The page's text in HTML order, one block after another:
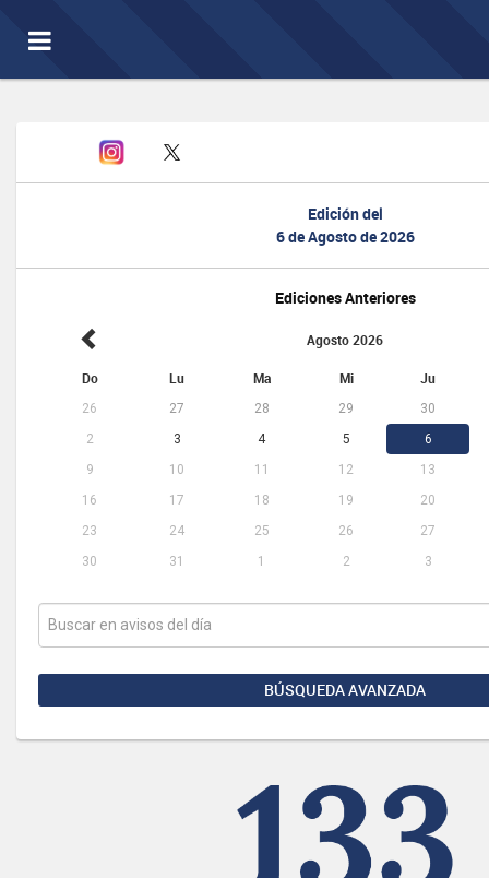
Toggle
navigation
Edición del
6 de Agosto de 2026
Ediciones Anteriores
Agosto 2026
Do Lu Ma Mi Ju
26 27 28 29
30
2
3 4 5
6
9
10 11 12
13
16
17 18 19
20
23
24 25 26
27
30
31 1 2 3
BÚSQUEDA AVANZADA